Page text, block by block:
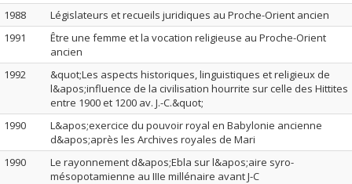
1988
Législateurs et recueils juridiques au Proche-Orient ancien
1991
Être une femme et la vocation religieuse au Proche-Orient
ancien
1992
&quot;Les aspects historiques, linguistiques et religieux de
l&apos;influence de la civilisation hourrite sur celle des Hittites
entre 1900 et 1200 av. J.-C.&quot;
1990
L&apos;exercice du pouvoir royal en Babylonie ancienne
d&apos;après les Archives royales de Mari
1990
Le rayonnement d&apos;Ebla sur l&apos;aire syro-
mésopotamienne au IIIe millénaire avant J-C